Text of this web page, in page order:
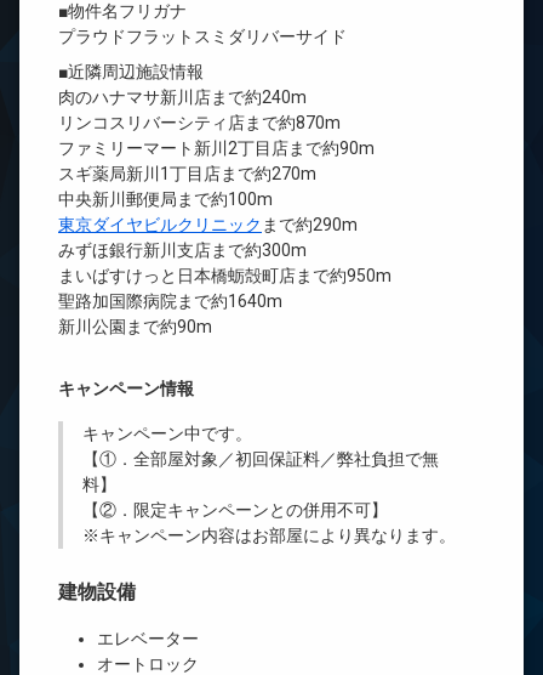
■物件名フリガナ
プラウドフラットスミダリバーサイド
■近隣周辺施設情報
肉のハナマサ新川店まで約240m
リンコスリバーシティ店まで約870m
ファミリーマート新川2丁目店まで約90m
スギ薬局新川1丁目店まで約270m
中央新川郵便局まで約100m
東京ダイヤビルクリニック まで約290m
みずほ銀行新川支店まで約300m
まいばすけっと日本橋蛎殻町店まで約950m
聖路加国際病院まで約1640m
新川公園まで約90m
キャンペーン情報
キャンペーン中です。
【①．全部屋対象／初回保証料／弊社負担で無
料】
【②．限定キャンペーンとの併用不可】
※キャンペーン内容はお部屋により異なります。
建物設備
エレベーター
オートロック